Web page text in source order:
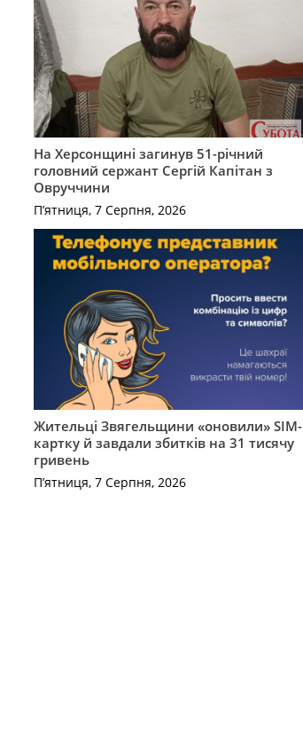
На Херсонщині загинув 51-річний
головний сержант Сергій Капітан з
Овруччини
П’ятниця, 7 Серпня, 2026
Жительці Звягельщини «оновили» SIM-
картку й завдали збитків на 31 тисячу
гривень
П’ятниця, 7 Серпня, 2026